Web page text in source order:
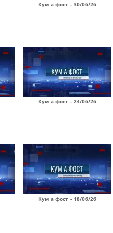
Кум а фост - 30/06/26
Кум а фост - 24/06/26
Кум а фост - 18/06/26